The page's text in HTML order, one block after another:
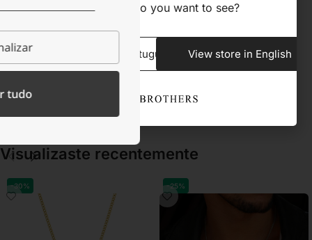
TIPO DE FECHO
Visualizaste recentemente​
-30% -25%
tudo
What store do you want to see?
View store in Portuguese View store in English